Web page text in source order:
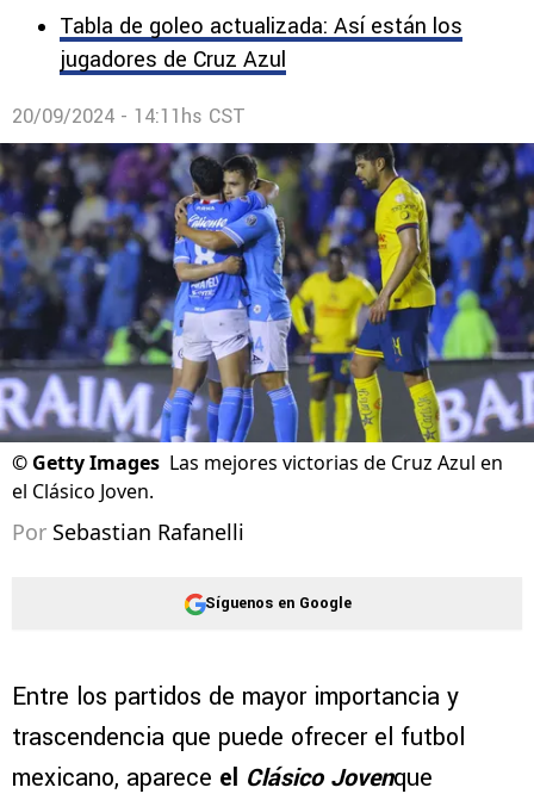
Tabla de goleo actualizada: Así están los
jugadores de Cruz Azul
20/09/2024 - 14:11hs CST
© Getty Images Las mejores victorias de Cruz Azul en
el Clásico Joven.
Por Sebastian Rafanelli
Síguenos en Google
Entre los partidos de mayor importancia y
trascendencia que puede ofrecer el futbol
mexicano, aparece el Clásico Jovenque